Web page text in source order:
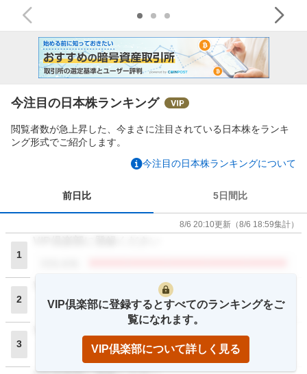
今注目の日本株ランキング
閲覧者数が急上昇した、今まさに注目されている日本株をランキ
ング形式でご紹介します。
今注目の日本株ランキングについて
前日比 5日間比
8/6 20:10更新 （8/6 18:59集計）
1
2
VIP倶楽部に登録ください
閲覧者数
3
VIP倶楽部に登録するとすべてのランキングをご
覧になれます。
VIP倶楽部について詳しく見る